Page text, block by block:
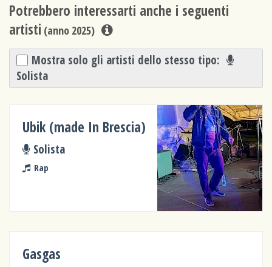
Potrebbero interessarti anche i seguenti
artisti (anno 2025)
Mostra solo gli artisti dello stesso tipo:
Solista
Ubik (made In Brescia)
Solista
Rap
Gasgas